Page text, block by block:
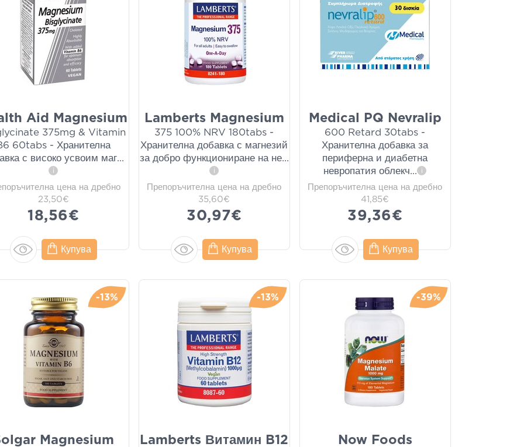
Aid Magnesium
375mg & Vitamin
60tabs - Хранителна
с високо усвоим маг...
i
цена на дребно
23,50€
18,56€
Купува
Lamberts Magnesium
375 100% NRV 180tabs -
Хранителна добавка с магнезий
за добро функциониране на не...
i
Препоръчителна цена на дребно
35,60€
30,97€
Купува
Medical PQ Nevralip
600 Retard 30tabs -
Хранителна добавка за
периферна и диабетна
невропатия облекч... i
Препоръчителна цена на дребно
41,85€
39,36€
Купува
-13%
Magnesium
-13%
Lamberts Витамин B12
-39%
Now Foods